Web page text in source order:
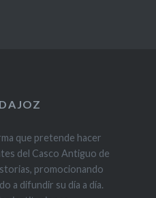
que pretende hacer
del Casco Antiguo de
promocionando
a difundir su día a día.